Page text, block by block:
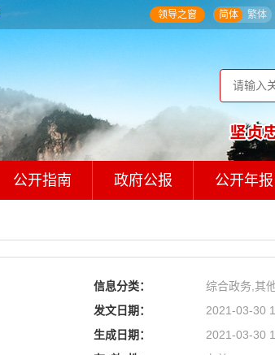
领导之窗 简体 繁体
公开指南 政府公报 公开年报
信息分类：
综合政务,其
发文日期：
2021-03-30
生成日期：
2021-03-30